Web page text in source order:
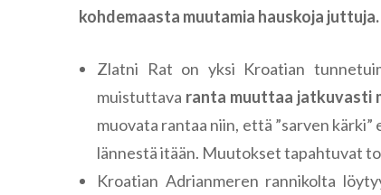
kohdemaasta muutamia hauskoja
Zlatni Rat on yksi Kroatian
muistuttava ranta muuttaa jatkuvasti
muovata rantaa niin, että ”sarven
lännestä itään. Muutokset tapahtuvat
Kroatian Adrianmeren rannikolta